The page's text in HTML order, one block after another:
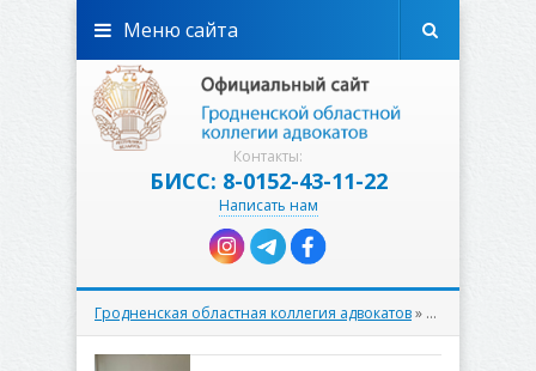
Контакты:
БИСС: 8-0152-43-11-22
Написать нам
Меню сайта
Гродненская областная коллегия адвокатов» Материалы за 10.06.2026